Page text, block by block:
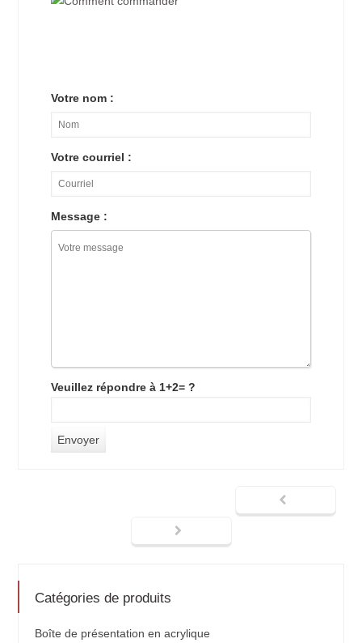
Votre nom :
Votre courriel :
Message :
Veuillez répondre à 1+2= ?
Catégories de produits
Boîte de présentation en acrylique